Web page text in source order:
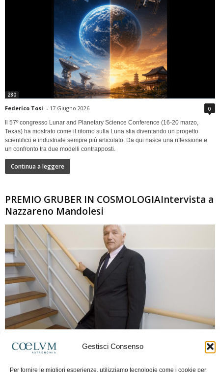
Gestisci Consenso
Per fornire le migliori esperienze, utilizziamo tecnologie come i cookie per
280
Federico Tosi - 17 Giugno 2026 0
Il 57º congresso Lunar and Planetary Science Conference (16-20 marzo,
Texas) ha mostrato come il ritorno sulla Luna stia diventando un progetto
scientifico e industriale sempre più articolato. Da qui nasce una riflessione e
un confronto tra due modelli contrapposti.
Continua a leggere
PREMIO GRUBER IN COSMOLOGIAIntervista a
Nazzareno Mandolesi
Frida Paolella - 16 Giugno 2026 0
spaziale europea e della missione Planck. Il dialogo ripercorre i principali